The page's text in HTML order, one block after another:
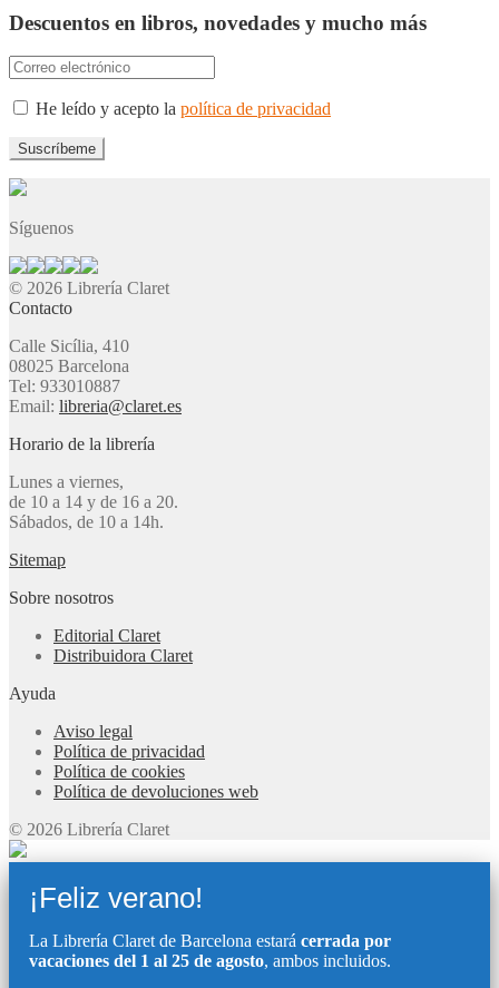
Descuentos en libros, novedades y mucho más
He leído y acepto la política de privacidad
Síguenos
© 2026 Librería Claret
Contacto
Calle Sicília, 410
08025 Barcelona
Tel: 933010887
Email: libreria@claret.es
Horario de la librería
Lunes a viernes,
de 10 a 14 y de 16 a 20.
Sábados, de 10 a 14h.
Sitemap
Sobre nosotros
Editorial Claret
Distribuidora Claret
Ayuda
Aviso legal
Política de privacidad
Política de cookies
Política de devoluciones web
© 2026 Librería Claret
¡Feliz verano!
La Librería Claret de Barcelona estará cerrada por
vacaciones del 1 al 25 de agosto, ambos incluidos.